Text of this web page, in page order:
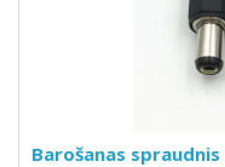
Barošanas